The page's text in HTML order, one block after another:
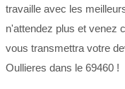
travaille avec les
n'attendez plus et venez
vous transmettra votre
Oullieres dans le 69460 !